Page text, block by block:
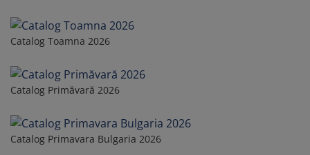
Catalog Toamna 2026
Catalog Primăvară 2026
Catalog Primavara Bulgaria 2026